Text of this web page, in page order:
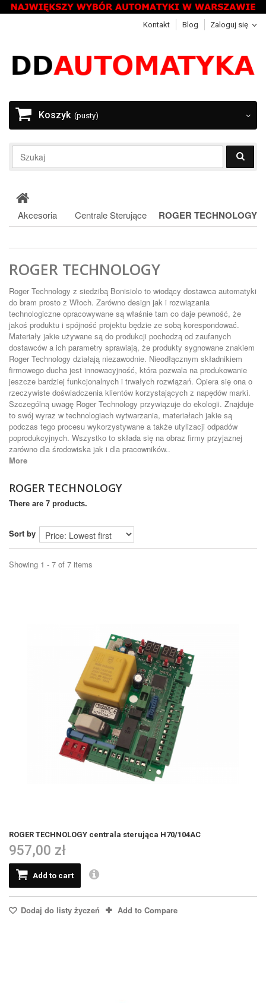
Zaloguj się
Kontakt Blog
Koszyk (pusty)
Akcesoria Centrale Sterujące ROGER TECHNOLOGY
ROGER TECHNOLOGY
Roger Technology z siedzibą Bonisiolo to wiodący dostawca automatyki
do bram prosto z Włoch. Zarówno design jak i rozwiązania
technologiczne opracowywane są właśnie tam co daje pewność, że
jakoś produktu i spójność projektu będzie ze sobą korespondować.
Materiały jakie używane są do produkcji pochodzą od zaufanych
dostawców a ich parametry sprawiają, że produkty sygnowane znakiem
Roger Technology działają niezawodnie. Nieodłącznym składnikiem
firmowego ducha jest innowacyjność, która pozwala na produkowanie
jeszcze bardziej funkcjonalnych i trwałych rozwiązań. Opiera się ona o
rzeczywiste doświadczenia klientów korzystających z napędów marki.
Szczególną uwagę Roger Technology przywiązuje do ekologii. Znajduje
to swój wyraz w technologiach wytwarzania, materiałach jakie są
podczas tego procesu wykorzystywane a także utylizacji odpadów
poprodukcyjnych. Wszystko to składa się na obraz firmy przyjaznej
zarówno dla środowiska jak i dla pracowników..
More
ROGER TECHNOLOGY
There are 7 products.
Sort by
Showing 1 - 7 of 7 items
ROGER TECHNOLOGY centrala sterująca H70/104AC
957,00 zł
Add to cart
Dodaj do listy życzeń Add to Compare